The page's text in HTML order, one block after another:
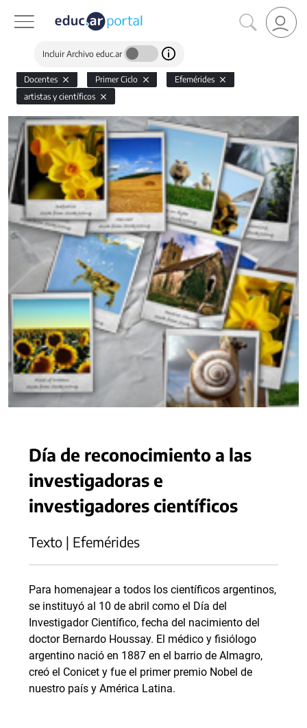
Incluir Archivo educ.ar
Docentes Primer Ciclo
Efemérides
artistas y científicos
Día de reconocimiento a las
investigadoras e
investigadores científicos
Texto | Efemérides
Para homenajear a todos los científicos argentinos,
se instituyó al 10 de abril como el Día del
Investigador Científico, fecha del nacimiento del
doctor Bernardo Houssay. El médico y fisiólogo
argentino nació en 1887 en el barrio de Almagro,
creó el Conicet y fue el primer premio Nobel de
nuestro país y América Latina.